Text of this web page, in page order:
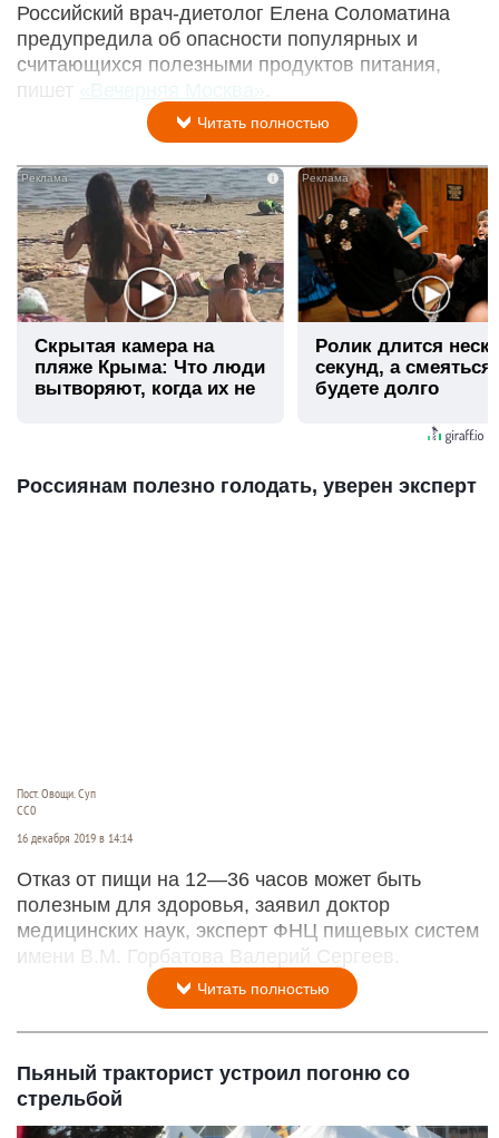
Российский врач-диетолог Елена Соломатина
предупредила об опасности популярных и
считающихся полезными продуктов питания,
пишет
«Вечерняя Москва»
Читать полностью
i
Скрытая камера на
пляже Крыма: Что люди
вытворяют, когда их не
Ролик длится
секунд, а
будете долго
Россиянам полезно голодать, уверен эксперт
Пост. Овощи. Суп
СС0
16 декабря 2019 в 14:14
Отказ от пищи на 12—36 часов может быть
полезным для здоровья, заявил доктор
медицинских наук, эксперт ФНЦ пищевых систем
имени В.М. Горбатова Валерий Сергеев.
Читать полностью
Пьяный тракторист устроил погоню со
стрельбой